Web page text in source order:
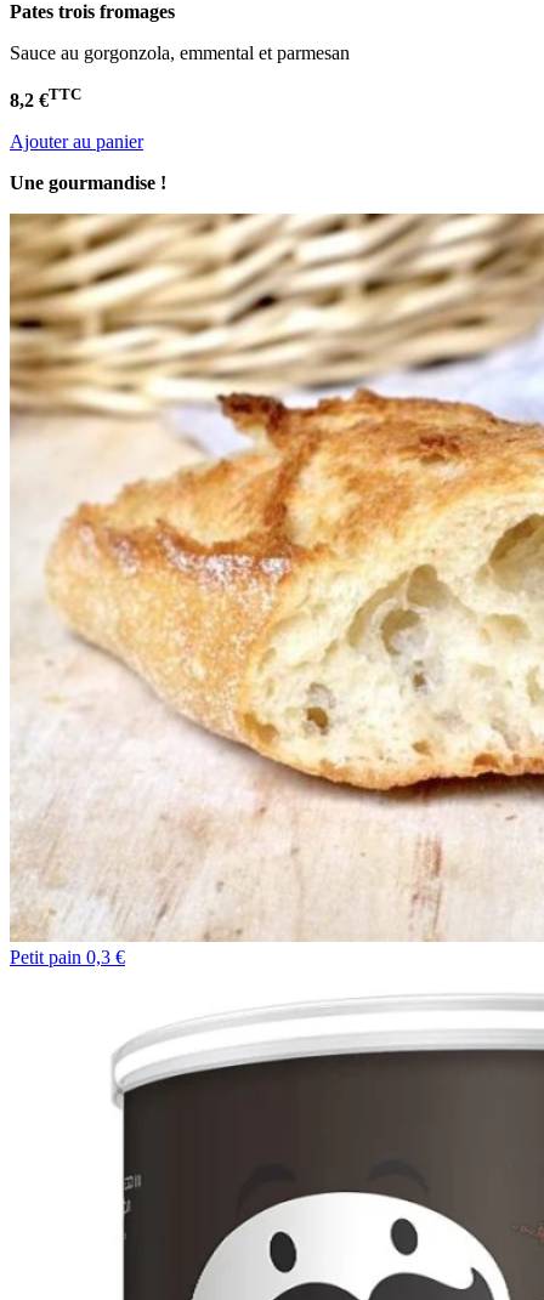
Pates trois fromages
Sauce au gorgonzola, emmental et parmesan
8,2 €TTC
Ajouter au panier
Une gourmandise !
Petit pain 0,3 €